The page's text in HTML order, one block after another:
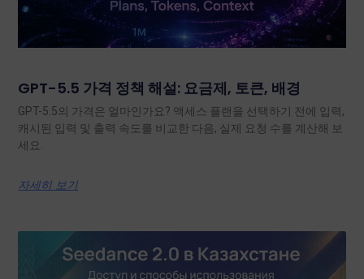
GPT-5.5 가격 정책 해설: 요금제, 토큰, 배경
GPT-5.5의 가격은 얼마인가요? 액세스 플랜을 선택하기 전에 입력,
캐시된 입력 및 출력 속도를 비교한 다음, 실제 요청 수를 계산해 보
세요.
자세히 보기